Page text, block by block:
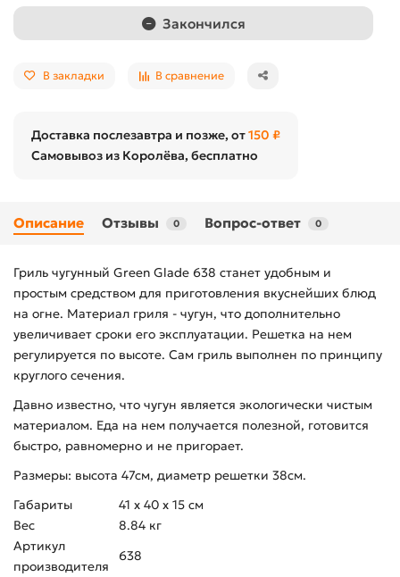
Закончился
В закладки В сравнение
Доставка послезавтра и позже, от150 ₽
Самовывоз из Королёва, бесплатно
Описание Отзывы 0 Вопрос-ответ 0
Гриль чугунный Green Glade 638 станет удобным и
простым средством для приготовления вкуснейших блюд
на огне. Материал гриля - чугун, что дополнительно
увеличивает сроки его эксплуатации. Решетка на нем
регулируется по высоте. Сам гриль выполнен по принципу
круглого сечения.
Давно известно, что чугун является экологически чистым
материалом. Еда на нем получается полезной, готовится
быстро, равномерно и не пригорает.
Размеры: высота 47см, диаметр решетки 38см.
Габариты
41 x 40 x 15 см
Вес
8.84 кг
Артикул
производителя
638